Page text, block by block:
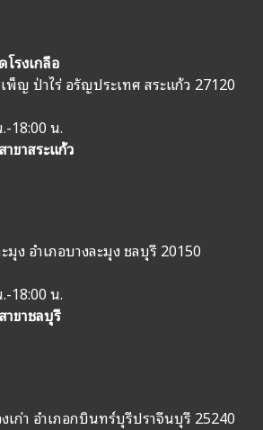
โรงเกลือ
ญ ป่าไร่ อรัญประเทศ สระแก้ว 27120
18:00 น.
ขาสระแก้ว
ง อำเภอบางละมุง ชลบุรี 20150
18:00 น.
ขาชลบุรี
เก่า อำเภอกบินทร์บุรีปราจีนบุรี 25240